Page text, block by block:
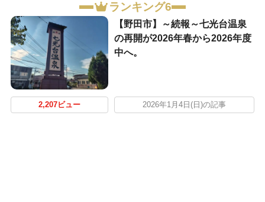
ランキング6
【野田市】～続報～七光台温泉
の再開が2026年春から2026年度
中へ。
2,207ビュー 2026年1月4日(日)の記事